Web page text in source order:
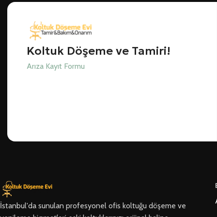
Koltuk Döşeme ve Tamiri!
Arıza Kayıt Formu
İstanbul'da sunulan profesyonel ofis koltuğu döşeme ve